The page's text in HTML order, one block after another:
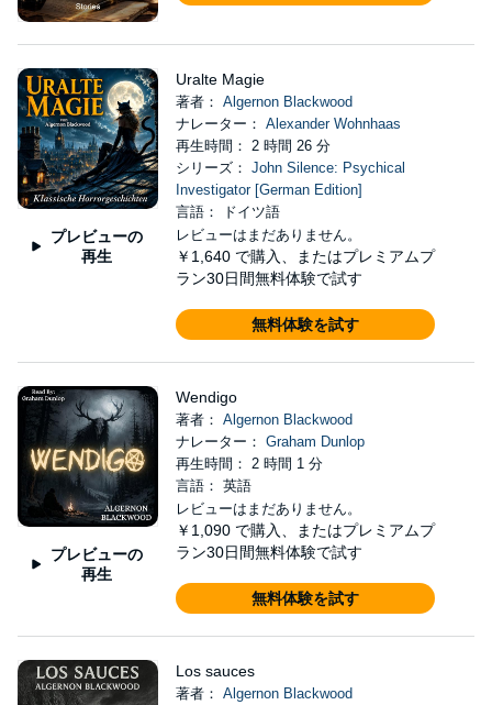
プレビューの
再生
Uralte Magie
著者： Algernon Blackwood
ナレーター： Alexander Wohnhaas
再生時間： 2 時間 26 分
シリーズ： John Silence: Psychical
Investigator [German Edition]
言語： ドイツ語
レビューはまだありません。
￥1,640 で購入、またはプレミアムプ
ラン30日間無料体験で試す
無料体験を試す
プレビューの
再生
Wendigo
著者： Algernon Blackwood
ナレーター： Graham Dunlop
再生時間： 2 時間 1 分
言語： 英語
レビューはまだありません。
￥1,090 で購入、またはプレミアムプ
ラン30日間無料体験で試す
無料体験を試す
Los sauces
著者： Algernon Blackwood